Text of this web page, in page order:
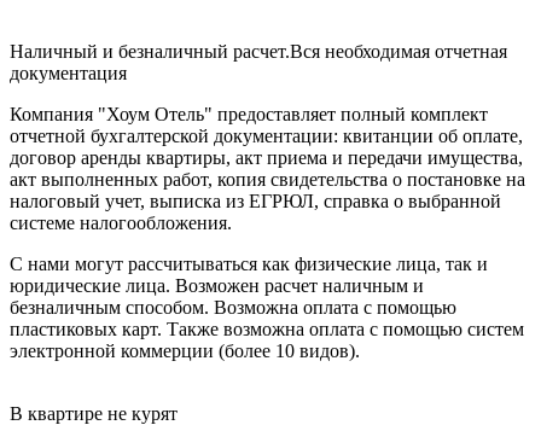
Наличный и безналичный расчет.Вся необходимая отчетная
документация
Компания "Хоум Отель" предоставляет полный комплект
отчетной бухгалтерской документации: квитанции об оплате,
договор аренды квартиры, акт приема и передачи имущества,
акт выполненных работ, копия свидетельства о постановке на
налоговый учет, выписка из ЕГРЮЛ, справка о выбранной
системе налогообложения.
С нами могут рассчитываться как физические лица, так и
юридические лица. Возможен расчет наличным и
безналичным способом. Возможна оплата с помощью
пластиковых карт. Также возможна оплата с помощью систем
электронной коммерции (более 10 видов).
В квартире не курят